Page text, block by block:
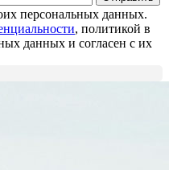
персональных данных.
, политикой в
данных и согласен с их